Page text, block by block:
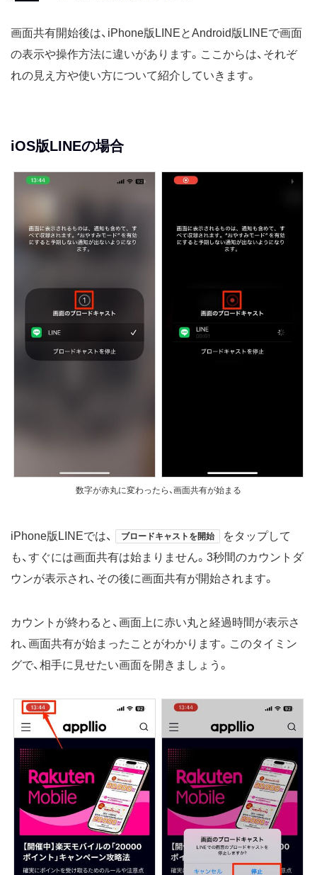
画面共有開始後は、iPhone版LINEとAndroid版LINEで画面
の表示や操作方法に違いがあります。ここからは、それぞ
れの見え方や使い方について紹介していきます。
iOS版LINEの場合
数字が赤丸に変わったら、画面共有が始まる
iPhone版LINEでは、 ブロードキャストを開始
をタップして
も、すぐには画面共有は始まりません。3秒間のカウントダ
ウンが表示され、その後に画面共有が開始されます。
カウントが終わると、画面上に赤い丸と経過時間が表示さ
れ、画面共有が始まったことがわかります。このタイミン
グで、相手に見せたい画面を開きましょう。